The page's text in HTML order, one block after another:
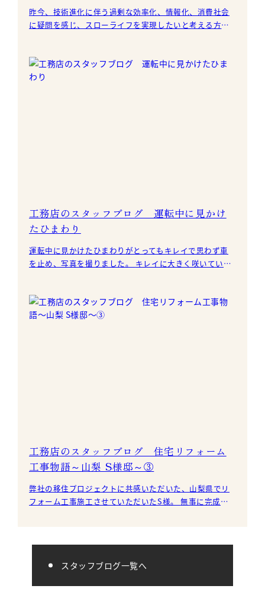
昨今、技術進化に伴う過剰な効率化、情報化、消費社会
に疑問を感じ、スローライフを実現したいと考える方が
工務店のスタッフブログ 運転中に見かけ
たひまわり
運転中に見かけたひまわりがとってもキレイで思わず車
を止め、写真を撮りました。 キレイに大きく咲いていま
工務店のスタッフブログ 住宅リフォーム
工事物語～山梨 S様邸～③
弊社の移住プロジェクトに共感いただいた、山梨県でリ
フォーム工事施工させていただいたS様。 無事に完成・
スタッフブログ一覧へ